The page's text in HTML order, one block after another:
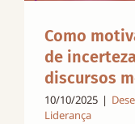
Como
de
discursos
10/10/2025 |
Liderança